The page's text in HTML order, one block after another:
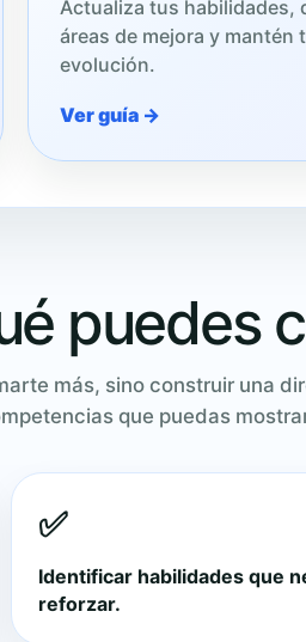
Actualiza tus habilidades,
áreas de mejora y mantén
evolución.
Ver guía →
puedes
más, sino construir una
que puedas
✅
Identificar habilidades que
reforzar.